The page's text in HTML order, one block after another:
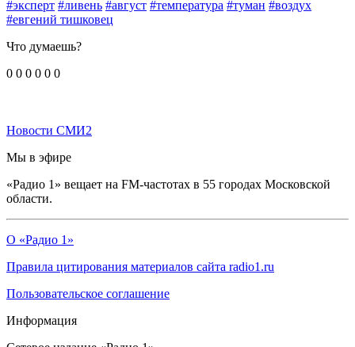
#эксперт #ливень #август #температура #туман #воздух
#евгений тишковец
Что думаешь?
0 0 0 0 0 0
Новости СМИ2
Мы в эфире
«Радио 1» вещает на FM-частотах в 55 городах Московской
области.
О «Радио 1»
Правила цитирования материалов сайта radio1.ru
Пользовательское соглашение
Информация